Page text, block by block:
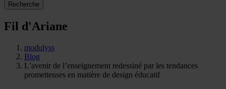
Recherche
Fil d'Ariane
modulyss
Blog
L’avenir de l’enseignement redessiné par les tendances
prometteuses en matière de design éducatif